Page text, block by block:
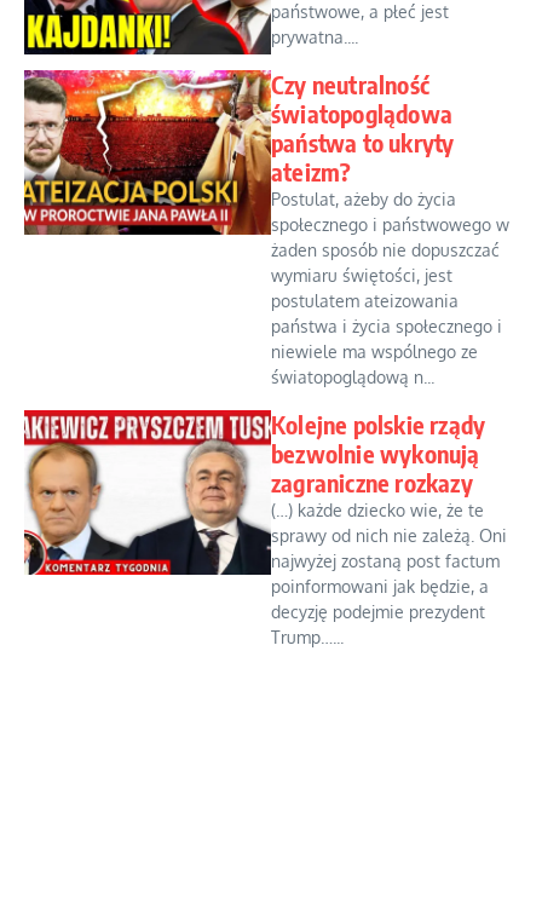
państwowe, a płeć jest
prywatna....
Czy neutralność
światopoglądowa
państwa to ukryty
ateizm?
Postulat, ażeby do życia
społecznego i państwowego w
żaden sposób nie dopuszczać
wymiaru świętości, jest
postulatem ateizowania
państwa i życia społecznego i
niewiele ma wspólnego ze
światopoglądową n...
Kolejne polskie rządy
bezwolnie wykonują
zagraniczne rozkazy
(…) każde dziecko wie, że te
sprawy od nich nie zależą. Oni
najwyżej zostaną post factum
poinformowani jak będzie, a
decyzję podejmie prezydent
Trump…...